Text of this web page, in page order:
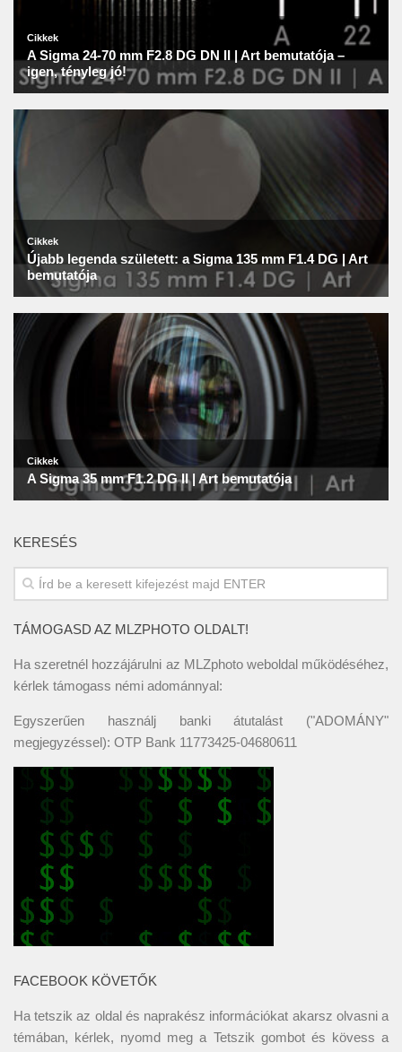
KERESÉS
TÁMOGASD AZ MLZPHOTO OLDALT!
Ha szeretnél hozzájárulni az MLZphoto weboldal működéséhez,
kérlek támogass némi adománnyal:
Egyszerűen használj banki átutalást ("ADOMÁNY"
megjegyzéssel): OTP Bank 11773425-04680611
FACEBOOK KÖVETŐK
Ha tetszik az oldal és naprakész információkat akarsz olvasni a
témában, kérlek, nyomd meg a Tetszik gombot és kövess a